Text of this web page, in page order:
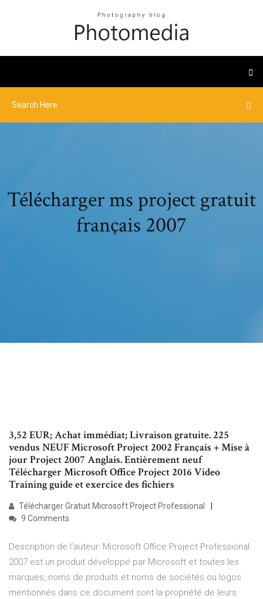
Télécharger ms project gratuit
français 2007
3,52 EUR; Achat immédiat; Livraison gratuite. 225
vendus NEUF Microsoft Project 2002 Français + Mise à
jour Project 2007 Anglais. Entièrement neuf
Télécharger Microsoft Office Project 2016 Video
Training guide et exercice des fichiers
Télécharger Gratuit Microsoft Project Professional
9 Comments
Description de l’auteur: Microsoft Office Project Professional
2007 est un produit développé par Microsoft et toutes les
marques, noms de produits et noms de sociétés ou logos
mentionnés dans ce document sont la propriété de leurs